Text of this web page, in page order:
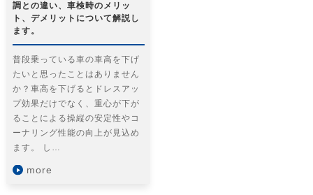
調との違い、車検時のメリッ
ト、デメリットについて解説し
ます。
普段乗っている車の車高を下げ
たいと思ったことはありません
か？車高を下げるとドレスアッ
プ効果だけでなく、重心が下が
ることによる操縦の安定性やコ
ーナリング性能の向上が見込め
ます。 し…
more